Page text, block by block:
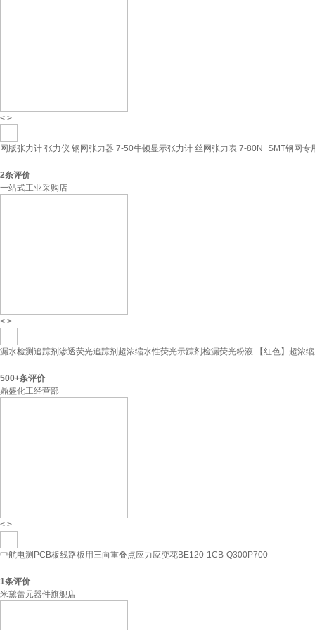
< >
网版张力计 张力仪 钢网张力器 7-50牛顿显示张力计 丝网张力表 7-80N_SMT钢网专
2条评价
一站式工业采购店
< >
漏水检测追踪剂渗透荧光追踪剂超浓缩水性荧光示踪剂检漏荧光粉液 【红色】超浓
500+条评价
鼎盛化工经营部
< >
中航电测PCB板线路板用三向重叠点应力应变花BE120-1CB-Q300P700
1条评价
米黛蕾元器件旗舰店